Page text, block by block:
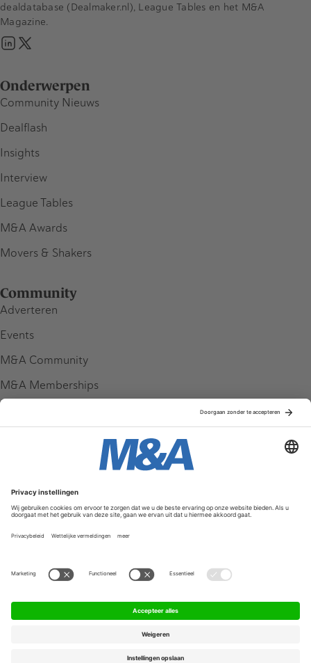
Onderwerpen
Community Nieuws
Dealflash
Insights
Interview
League Tables
M&A Awards
Movers & Shakers
Community
Adverteren
Events
M&A Community
M&A Memberships
Service & Contact
Contact
FAQ
Werken bij ons
Algemene Voorwaarden
dealdatabase (Dealmaker.nl), League Tables en het M&A
Magazine.